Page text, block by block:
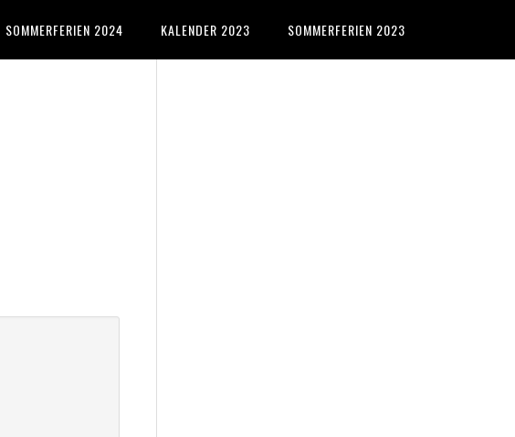
SOMMERFERIEN 2024 KALENDER 2023 SOMMERFERIEN 2023